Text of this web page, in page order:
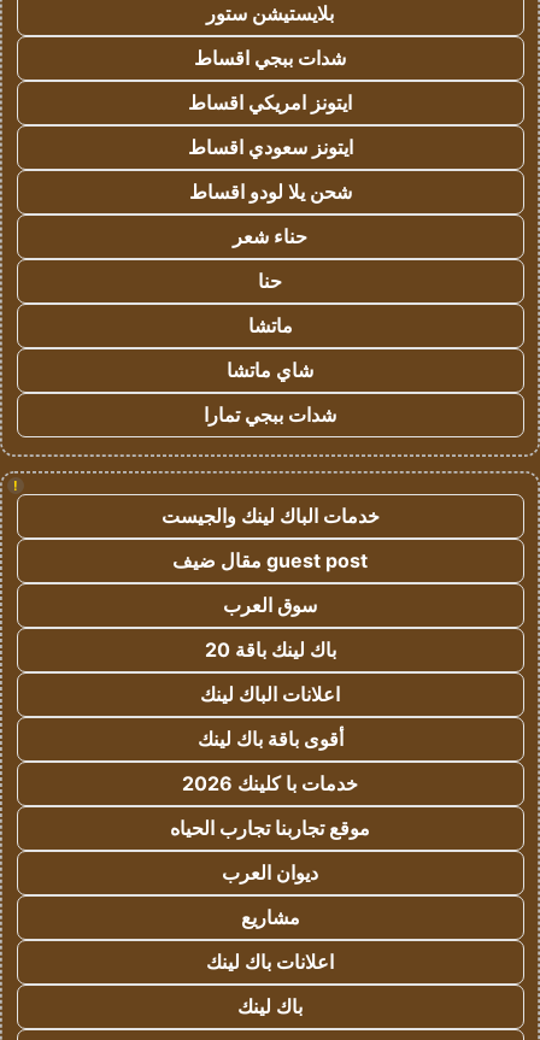
بلايستيشن ستور
شدات ببجي اقساط
ايتونز امريكي اقساط
ايتونز سعودي اقساط
شحن يلا لودو اقساط
حناء شعر
حنا
ماتشا
شاي ماتشا
شدات ببجي تمارا
!
خدمات الباك لينك والجيست
guest post مقال ضيف
سوق العرب
باك لينك باقة 20
اعلانات الباك لينك
أقوى باقة باك لينك
خدمات با كلينك 2026
موقع تجاربنا تجارب الحياه
ديوان العرب
مشاريع
اعلانات باك لينك
باك لينك